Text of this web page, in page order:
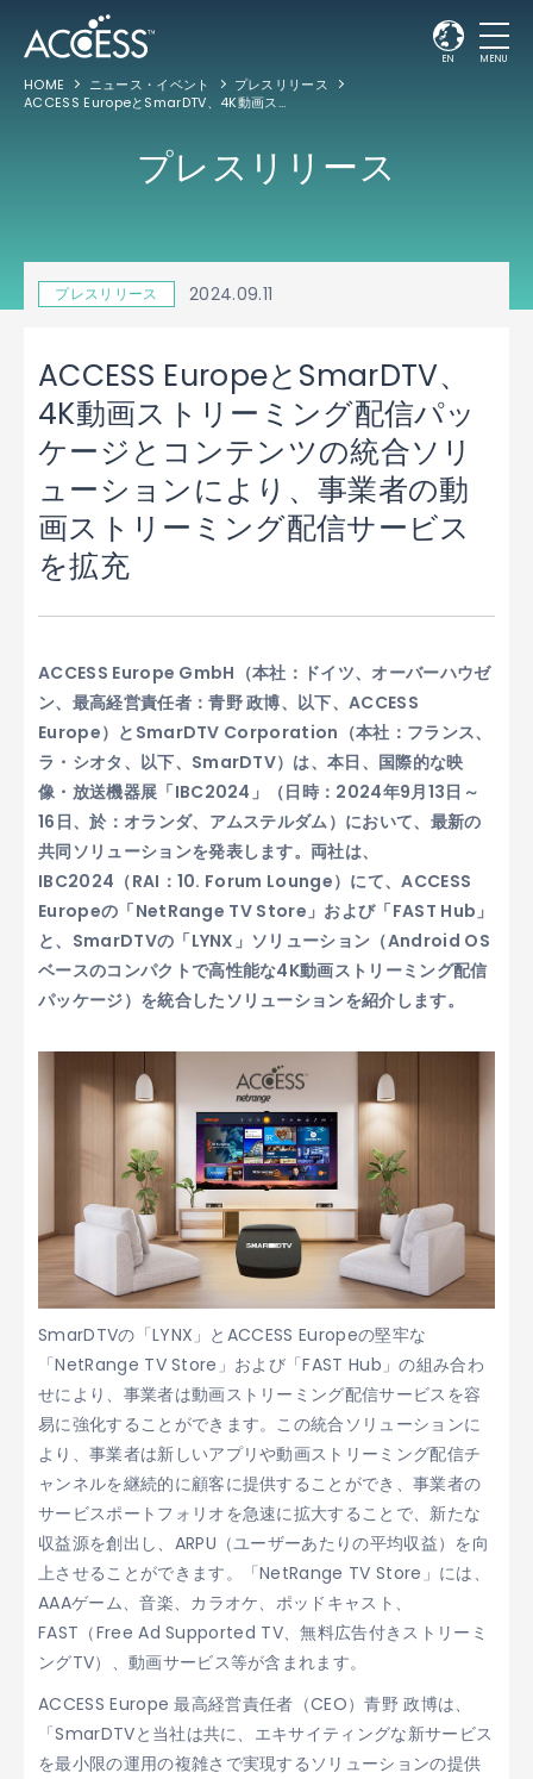
EN MENU
HOME ニュース・イベント
プレスリリース
ACCESS EuropeとSmarDTV、4K動画ストリーミング配信パッケージとコンテンツの統合ソリューションにより、事業者の動画ストリーミング配信サービスを拡充
プレスリリース
プレスリリース 2024.09.11
ACCESS EuropeとSmarDTV、
4K動画ストリーミング配信パッ
ケージとコンテンツの統合ソリ
ューションにより、事業者の動
画ストリーミング配信サービス
を拡充
ACCESS Europe GmbH（本社：ドイツ、オーバーハウゼ
ン、最高経営責任者：青野 政博、以下、ACCESS
Europe）とSmarDTV Corporation（本社：フランス、
ラ・シオタ、以下、SmarDTV）は、本日、国際的な映
像・放送機器展「IBC2024」（日時：2024年9月13日～
16日、於：オランダ、アムステルダム）において、最新の
共同ソリューションを発表します。両社は、
IBC2024（RAI：10. Forum Lounge）にて、ACCESS
Europeの「NetRange TV Store」および「FAST Hub」
と、SmarDTVの「LYNX」ソリューション（Android OS
ベースのコンパクトで高性能な4K動画ストリーミング配信
パッケージ）を統合したソリューションを紹介します。
SmarDTVの「LYNX」とACCESS Europeの堅牢な
「NetRange TV Store」および「FAST Hub」の組み合わ
せにより、事業者は動画ストリーミング配信サービスを容
易に強化することができます。この統合ソリューションに
より、事業者は新しいアプリや動画ストリーミング配信チ
ャンネルを継続的に顧客に提供することができ、事業者の
サービスポートフォリオを急速に拡大することで、新たな
収益源を創出し、ARPU（ユーザーあたりの平均収益）を向
上させることができます。「NetRange TV Store」には、
AAAゲーム、音楽、カラオケ、ポッドキャスト、
FAST（Free Ad Supported TV、無料広告付きストリーミ
ングTV）、動画サービス等が含まれます。
ACCESS Europe 最高経営責任者（CEO）青野 政博は、
「SmarDTVと当社は共に、エキサイティングな新サービス
を最小限の運用の複雑さで実現するソリューションの提供